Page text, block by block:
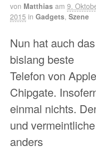
von Matthias am 9.
2015 in Gadgets, Szene
Nun hat auch das
bislang beste
Telefon von
Chipgate.
einmal nichts.
und
anders